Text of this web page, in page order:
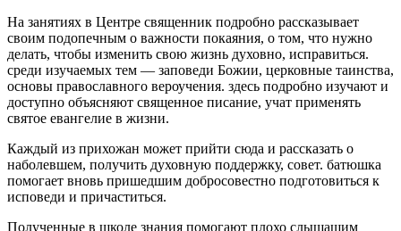
На занятиях в Центре священник подробно рассказывает
своим подопечным о важности покаяния, о том, что нужно
делать, чтобы изменить свою жизнь духовно, исправиться.
среди изучаемых тем — заповеди Божии, церковные таинства,
основы православного вероучения. здесь подробно изучают и
доступно объясняют священное писание, учат применять
святое евангелие в жизни.
Каждый из прихожан может прийти сюда и рассказать о
наболевшем, получить духовную поддержку, совет. батюшка
помогает вновь пришедшим добросовестно подготовиться к
исповеди и причаститься.
Полученные в школе знания помогают плохо слышащим